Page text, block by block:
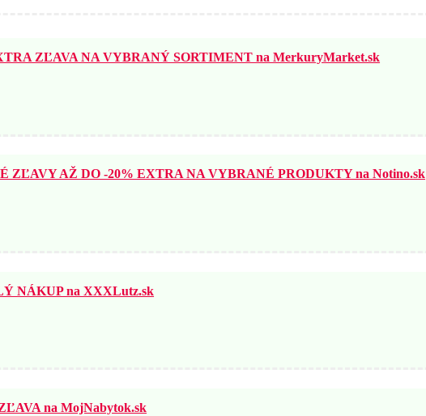
ZĽAVA NA VYBRANÝ SORTIMENT na MerkuryMarket.sk
AŽ DO -20% EXTRA NA VYBRANÉ PRODUKTY na Notino.sk
NÁKUP na XXXLutz.sk
na MojNabytok.sk